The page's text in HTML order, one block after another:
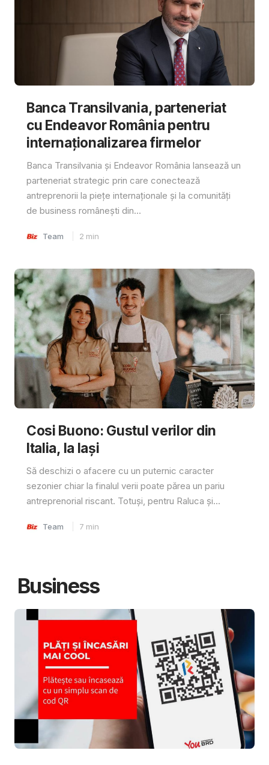
Banca Transilvania, parteneriat
cu Endeavor România pentru
internaționalizarea firmelor
Banca Transilvania și Endeavor România lansează un
parteneriat strategic prin care conectează
antreprenorii la piețe internaționale și la comunități
de business românești din...
Team 2 min
Cosi Buono: Gustul verilor din
Italia, la Iași
Să deschizi o afacere cu un puternic caracter
sezonier chiar la finalul verii poate părea un pariu
antreprenorial riscant. Totuși, pentru Raluca și...
Team 7 min
Business